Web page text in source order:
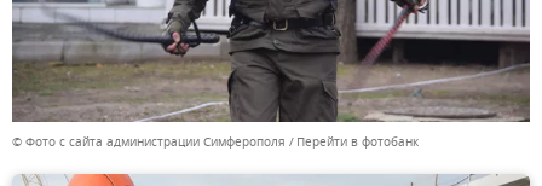
© Фото с сайта администрации Симферополя Перейти в фотобанк